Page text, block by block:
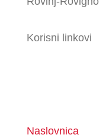
Korisni linkovi
Naslovnica